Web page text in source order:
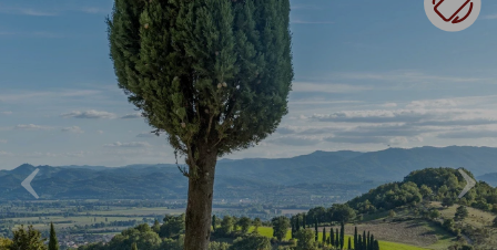
IMMOBILIEN ZUM
VERKAUF
ANGEBOTE
UNTERNEHMEN
CHRISTIE'S
KONTAKT
Currency: